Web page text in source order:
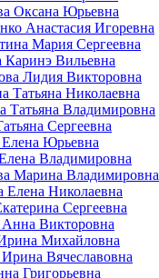
Оксана Юрьевна
Анастасия Игоревна
Мария Сергеевна
Каринэ Вильевна
Лидия Викторовна
Татьяна Николаевна
Татьяна Владимировна
Сергеевна
Юрьевна
Владимировна
Марина Владимировна
Елена Николаевна
Сергеевна
Викторовна
Михайловна
Вячеславовна
Григорьевна